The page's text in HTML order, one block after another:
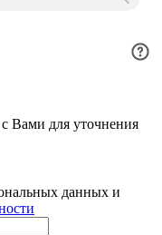
Вами для уточнения
данных и